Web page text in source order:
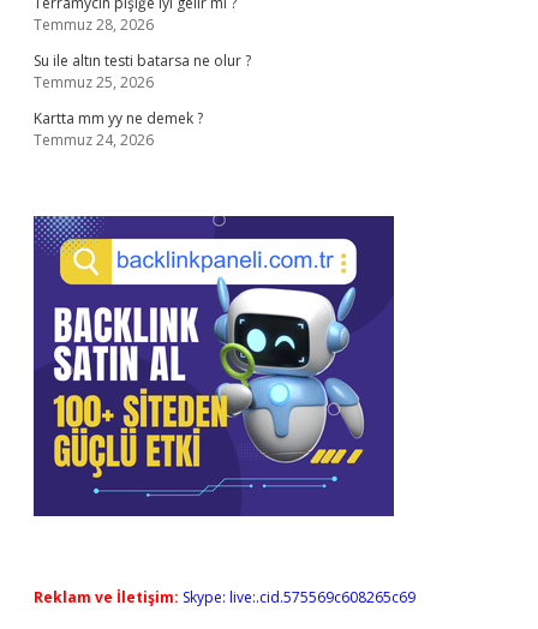
Temmuz 28, 2026
Su ile altın testi batarsa ne olur ?
Temmuz 25, 2026
Kartta mm yy ne demek ?
Temmuz 24, 2026
Reklam ve İletişim: Skype: live:.cid.575569c608265c69